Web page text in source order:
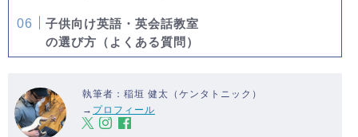
子供向け英語・英会話教室
の選び方（よくある質問）
執筆者：稲垣 健太（ケンタトニック）
→ プロフィール